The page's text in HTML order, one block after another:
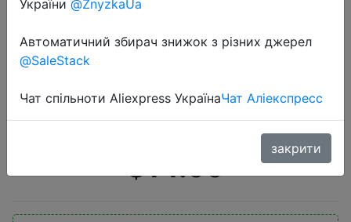
рюкзак Многофункциональный
бизнес сумка Мужчины нейлон
Сумки Путешествия Рюк
$14.99
України @ZnyzkaUa
Автоматичний збирач знижок з різних джерел
@SaleStack
Чат спільноти Aliexpress УкраїнаЧат Аліекспресс
закрити